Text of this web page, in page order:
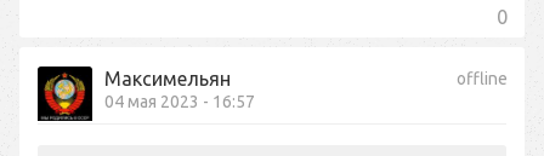
0
offline
Максимельян
04 мая 2023 - 16:57